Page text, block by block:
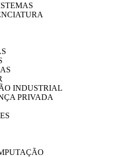
INDUSTRIAL
PRIVADA